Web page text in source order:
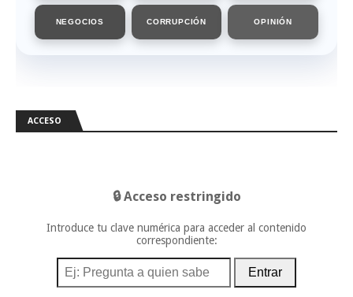
NEGOCIOS CORRUPCIÓN OPINIÓN
ACCESO
🔒 Acceso restringido
Introduce tu clave numérica para acceder al contenido
correspondiente:
Entrar